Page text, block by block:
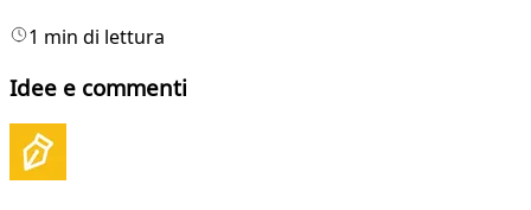
1 min di lettura
Idee e commenti